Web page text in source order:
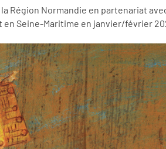
Région Normandie en partenariat
en Seine-Maritime en janvier/février